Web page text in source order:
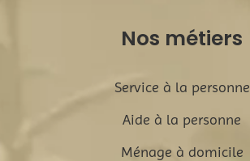
Nos métiers
Service à la personne
Aide à la personne
Ménage à domicile